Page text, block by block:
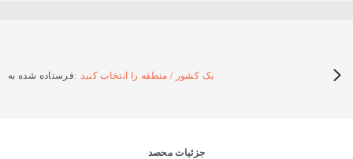
فرستاده شده به: یک کشور / منطقه را انتخاب کنید
جزئیات محصد